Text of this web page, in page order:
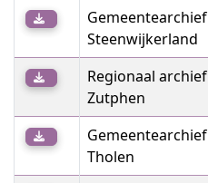
Gemeentearchief
Steenwijkerland
Regionaal archief
Zutphen
Gemeentearchief
Tholen